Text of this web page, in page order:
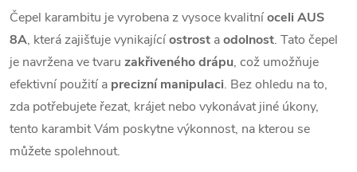
Čepel karambitu je vyrobena z vysoce kvalitníoceli AUS
8A, která zajišťuje vynikajícíostrost aodolnost. Tato čepel
je navržena ve tvaru zakřiveného drápu, což umožňuje
efektivní použití a precizní manipulaci. Bez ohledu na to,
zda potřebujete řezat, krájet nebo vykonávat jiné úkony,
tento karambit Vám poskytne výkonnost, na kterou se
můžete spolehnout.